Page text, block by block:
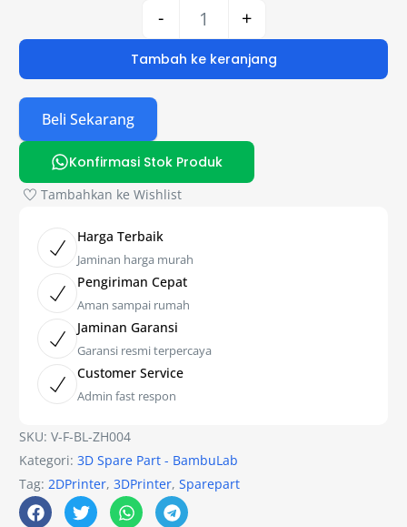
- +
Tambah ke keranjang
Beli Sekarang
Konfirmasi Stok Produk
Tambahkan ke Wishlist
Harga Terbaik
Jaminan harga murah
Pengiriman Cepat
Aman sampai rumah
Jaminan Garansi
Garansi resmi terpercaya
Customer Service
Admin fast respon
SKU:V-F-BL-ZH004
Kategori:3D Spare Part - BambuLab
Tag:2DPrinter,3DPrinter,Sparepart